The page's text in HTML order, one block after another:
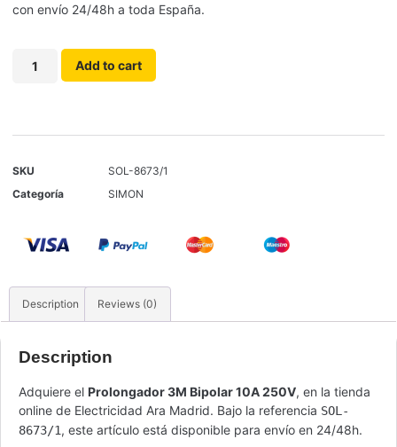
con envío 24/48h a toda España.
Add to cart
SKU
SOL-8673/1
Categoría
SIMON
Description Reviews (0)
Description
Adquiere el Prolongador 3M Bipolar 10A 250V, en la tienda
online de Electricidad Ara Madrid. Bajo la referencia SOL-
8673/1, este artículo está disponible para envío en 24/48h.